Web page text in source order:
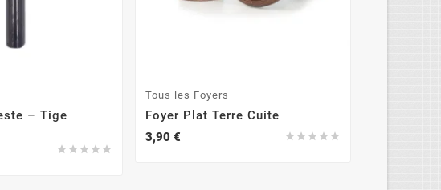
– Tige
    
Tous les Foyers
Foyer Plat Terre Cuite
    
3,90 €